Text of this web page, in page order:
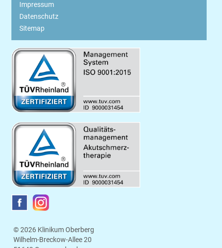
Impressum
Datenschutz
Sitemap
© 2026 Klinikum Oberberg
Wilhelm-Breckow-Allee 20